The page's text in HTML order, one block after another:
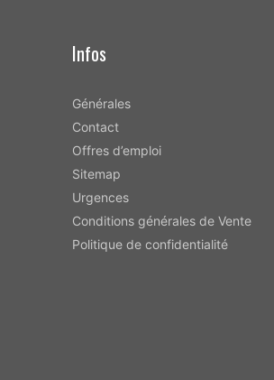
Infos
Générales
Contact
Offres d’emploi
Sitemap
Urgences
Conditions générales de Vente
Politique de confidentialité